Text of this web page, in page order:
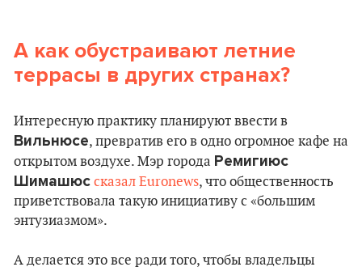
А как обустраивают летние
террасы в других странах?
Интересную практику планируют ввести в
Вильнюсе, превратив его в одно огромное кафе на
открытом воздухе. Мэр города Ремигиюс
Шимашюс сказал Euronews, что общественность
приветствовала такую инициативу с «большим
энтузиазмом».
А делается это все ради того, чтобы владельцы